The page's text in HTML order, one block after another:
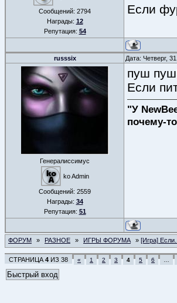
Сообщений: 2794
Награды: 12
Репутация: 54
Если
russsix Дата: Четверг,
Генералиссимус
ko Admin
Сообщений: 2559
Награды: 34
Репутация: 51
пуш
Если
"У
почему-
ФОРУМ » РАЗНОЕ » ИГРЫ ФОРУМА » [Игра] Если...
СТРАНИЦА 4 ИЗ 38 « 1 2 3 4 5 6